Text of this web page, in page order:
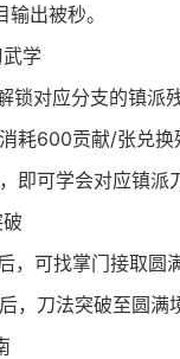
出被秒。
学
对应分支的镇派残
600贡献/张兑换
可学会对应镇派刀
可找掌门接取圆满
刀法突破至圆满